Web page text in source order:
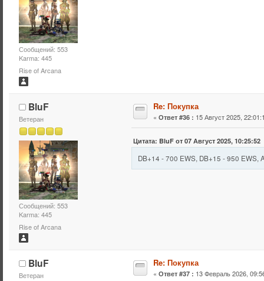
Сообщений: 553
Karma: 445
Rise of Arcana
BluF
Ветеран
Сообщений: 553
Karma: 445
Rise of Arcana
Re: Покупка
« Ответ #36 : 15 Август 2025,
Цитата: BluF от 07 Август 2025, 10:25:52
DB+14 - 700 EWS, DB+15 - 950
BluF
Ветеран
Re: Покупка
« Ответ #37 : 13 Февраль 2026,